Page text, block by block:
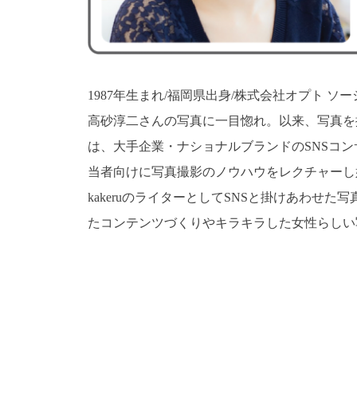
1987年生まれ/福岡県出身/株式会社オプト ソ
高砂淳二さんの写真に一目惚れ。以来、写真
は、大手企業・ナショナルブランドのSNSコ
当者向けに写真撮影のノウハウをレクチャー
kakeruのライターとしてSNSと掛けあわせた
たコンテンツづくりやキラキラした女性らし